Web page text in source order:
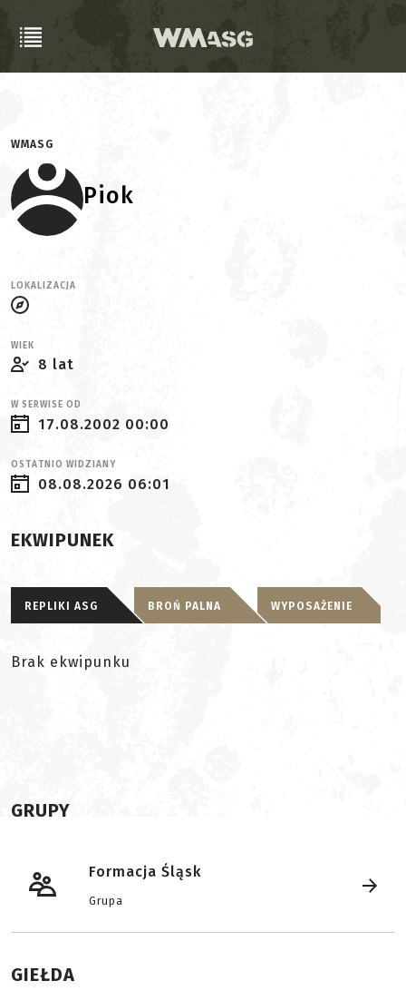
WMASG
Piok
LOKALIZACJA
WIEK
8 lat
W SERWISE OD
17.08.2002 00:00
OSTATNIO WIDZIANY
08.08.2026 06:01
EKWIPUNEK
REPLIKI ASG BROŃ PALNA WYPOSAŻENIE
Brak ekwipunku
GRUPY
Formacja Śląsk
Grupa
GIEŁDA